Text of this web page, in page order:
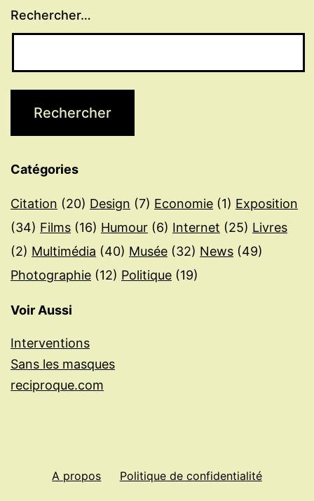
Rechercher…
Catégories
Citation (20) Design (7) Economie (1) Exposition
(34) Films (16) Humour (6) Internet (25) Livres
(2) Multimédia (40) Musée (32) News (49)
Photographie (12) Politique (19)
Voir Aussi
Interventions
Sans les masques
reciproque.com
A propos Politique de confidentialité